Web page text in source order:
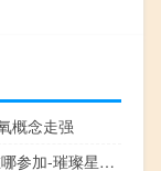
概念走强
璀璨星途免费20抽活动在哪参加-璀璨星途免费20抽活动参加地址分享